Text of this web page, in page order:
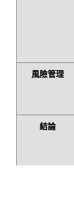
風險管理
結論